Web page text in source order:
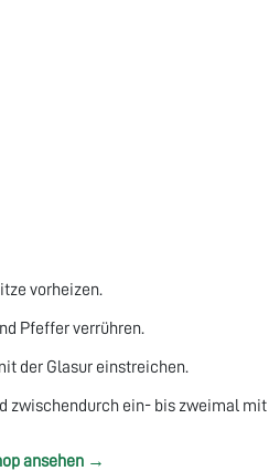
vorheizen.
Pfeffer verrühren.
der Glasur einstreichen.
zwischendurch ein- bis zweimal
ansehen →